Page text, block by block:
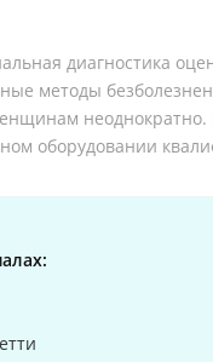
диагностика
методы
неоднократно.
оборудовании